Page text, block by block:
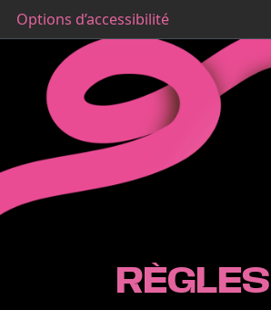
Options d’accessibilité